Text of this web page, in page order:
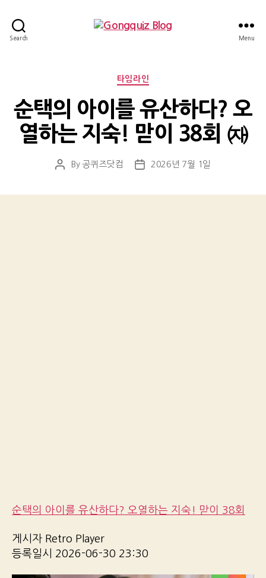
Search Menu
Categories
타임라인
순택의 아이를 유산하다? 오
열하는 지숙! 맏이 38회 ㈖
PostBy 공퀴즈닷컴
Post2026년 7월 1일
순택의 아이를 유산하다? 오열하는 지숙! 맏이 38회
게시자 Retro Player
등록일시 2026-06-30 23:30